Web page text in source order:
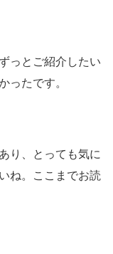
っとご紹介したい
ったです。
り、とっても気に
ね。ここまでお読